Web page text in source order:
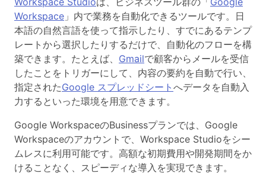
Workspace 」内で業務を自動化できるツールです。日
本語の自然言語を使って指示したり、すでにあるテンプ
レートから選択したりするだけで、自動化のフローを構
築できます。たとえば、 Gmailで顧客からメールを受信
したことをトリガーにして、内容の要約を自動で行い、
指定されたGoogle スプレッドシート へデータを自動入
力するといった環境を用意できます。
Google WorkspaceのBusinessプランでは、Google
Workspaceのアカウントで、Workspace Studioをシー
ムレスに利用可能です。高額な初期費用や開発期間をか
けることなく、スピーディな導入を実現できます。